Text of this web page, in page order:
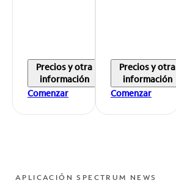
Precios y otra
información
Comenzar
Precios y otra
información
Comenzar
APLICACIÓN SPECTRUM NEWS